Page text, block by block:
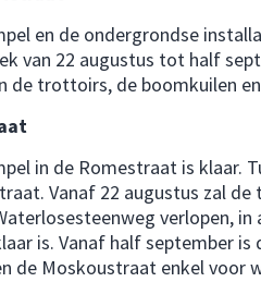
en de ondergrondse
van 22 augustus tot half
de trottoirs, de boomkuilen
in de Romestraat is klaar.
Vanaf 22 augustus zal
verlopen,
is. Vanaf half september
de Moskoustraat enkel voor